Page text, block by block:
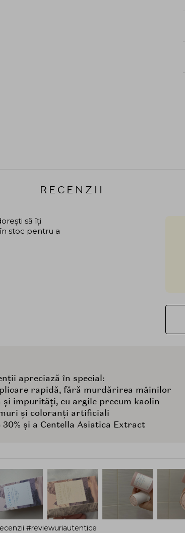
RECENZII
să îți
stoc pentru a
apreciază în special:
rapidă, fără murdărirea mâinilor
și impurități, cu argile precum kaolin
și coloranți artificiali
și a Centella Asiatica Extract
#reviewuriautentice